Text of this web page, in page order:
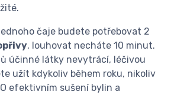
čaje budete potřebovat 2
, louhovat necháte 10 minut.
účinné látky nevytrácí, léčivou
užít kdykoliv během roku, nikoliv
efektivním sušení bylin a